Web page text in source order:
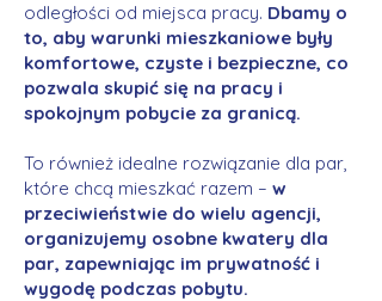
odległości od miejsca pracy. Dbamy o
to, aby warunki mieszkaniowe były
komfortowe, czyste i bezpieczne, co
pozwala skupić się na pracy i
spokojnym pobycie za granicą.
To również idealne rozwiązanie dla par,
które chcą mieszkać razem – w
przeciwieństwie do wielu agencji,
organizujemy osobne kwatery dla
par, zapewniając im prywatność i
wygodę podczas pobytu.